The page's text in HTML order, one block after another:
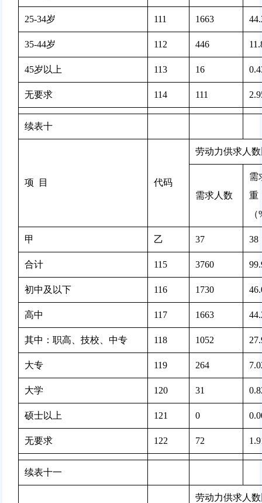
25-34岁 111 1663
35-44岁 112 446
45岁以上 113 16
无要求 114 111
续表十
项  目 代码
劳动力供求人
需求人数
需
重
甲 乙 37 38
合计 115 3760
初中及以下 116 1730
高中 117 1663
其中：职高、技校、中专 118 1052
大专 119 264
大学 120 31
硕士以上 121 0
无要求 122 72
续表十一
劳动力供求人